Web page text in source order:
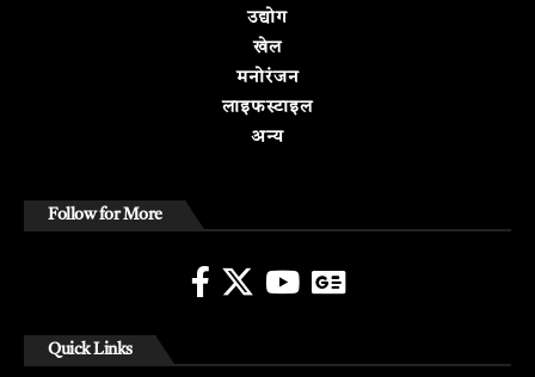
उद्योग
खेल
मनोरंजन
लाइफस्टाइल
अन्य
Follow for More
Quick Links